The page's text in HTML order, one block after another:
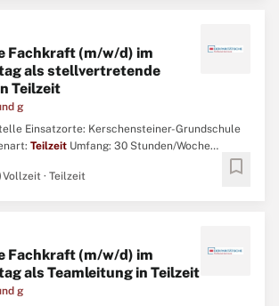
Fachkraft (m/w/d) im
als stellvertretende
Teilzeit
g
Einsatzorte: Kerschensteiner-Grundschule
Teilzeit Umfang: 30 Stunden/Woche
Eintrittsdatum: nach Absprache Urlaub: 30
Woche) + 2 Sonderurlaubstage Referenz:
Vollzeit · Teilzeit bookmark
Fachkraft (m/w/d) im
als Teamleitung in Teilzeit
g